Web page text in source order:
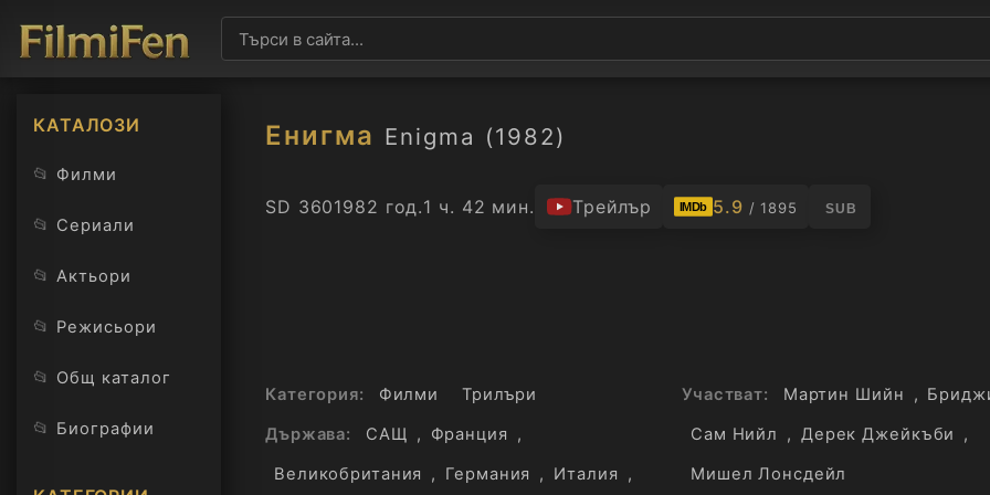
КАТАЛОЗИ
📂 Филми
📂 Сериали
📂 Актьори
📂 Режисьори
📂 Общ каталог
📂 Биографии
Енигма Enigma (1982)
SD 3601982 год.1 ч. 42 мин. Трейлър IMDb 5.9 / 1895 SUB
Категория: Филми
Трилъри
Държава:
САЩ , Франция
,
Великобритания
, Германия , Италия
,
Участват: Мартин Шийн ,
Сам Нийл
, Дерек Джейкъби
,
Мишел Лонсдейл